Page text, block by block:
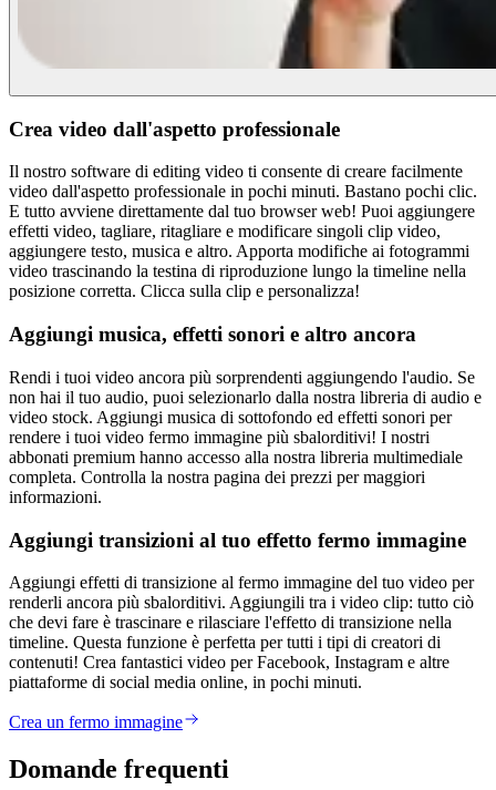
Crea video dall'aspetto professionale
Il nostro software di editing video ti consente di creare facilmente
video dall'aspetto professionale in pochi minuti. Bastano pochi clic.
E tutto avviene direttamente dal tuo browser web! Puoi aggiungere
effetti video, tagliare, ritagliare e modificare singoli clip video,
aggiungere testo, musica e altro. Apporta modifiche ai fotogrammi
video trascinando la testina di riproduzione lungo la timeline nella
posizione corretta. Clicca sulla clip e personalizza!
Aggiungi musica, effetti sonori e altro ancora
Rendi i tuoi video ancora più sorprendenti aggiungendo l'audio. Se
non hai il tuo audio, puoi selezionarlo dalla nostra libreria di audio e
video stock. Aggiungi musica di sottofondo ed effetti sonori per
rendere i tuoi video fermo immagine più sbalorditivi! I nostri
abbonati premium hanno accesso alla nostra libreria multimediale
completa. Controlla la nostra pagina dei prezzi per maggiori
informazioni.
Aggiungi transizioni al tuo effetto fermo immagine
Aggiungi effetti di transizione al fermo immagine del tuo video per
renderli ancora più sbalorditivi. Aggiungili tra i video clip: tutto ciò
che devi fare è trascinare e rilasciare l'effetto di transizione nella
timeline. Questa funzione è perfetta per tutti i tipi di creatori di
contenuti! Crea fantastici video per Facebook, Instagram e altre
piattaforme di social media online, in pochi minuti.
Crea un fermo immagine
Domande frequenti